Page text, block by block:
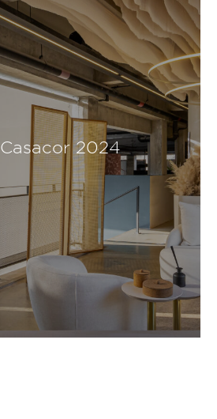
Casacor 2024